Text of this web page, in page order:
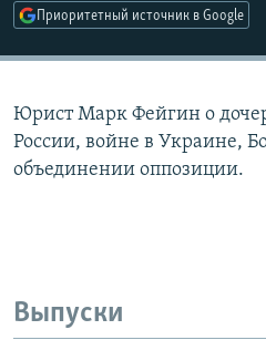
Все сайты РСЕ/РС
Приоритетный источник в Google
Юрист Марк Фейгин о
России, войне в Украине,
объединении оппозиции.
Выпуски